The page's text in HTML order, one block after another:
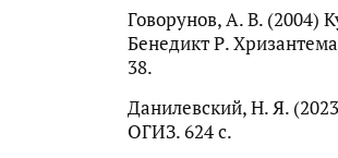
Говорунов, А. В. (2004)
Бенедикт Р.
38.
Данилевский, Н. Я.
ОГИЗ. 624 с.